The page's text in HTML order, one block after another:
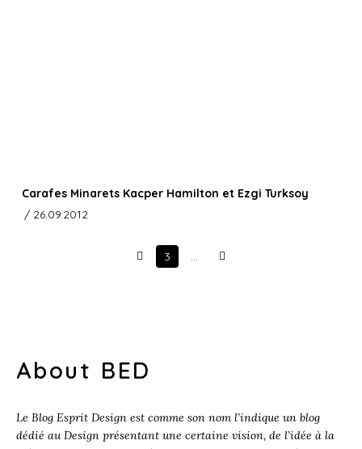
Carafes Minarets Kacper Hamilton et Ezgi Turksoy
/ 26.09.2012
Prev 3 … Next
About BED
Le Blog Esprit Design est comme son nom l’indique un blog
dédié au Design présentant une certaine vision, de l’idée à la